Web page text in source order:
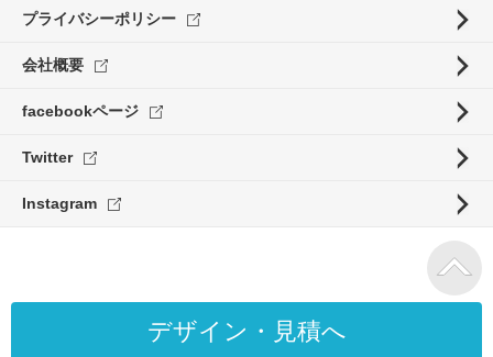
デザイン・見積へ
プライバシーポリシー
会社概要
facebookページ
Twitter
Instagram
Copyright ©ORIGINALPRINT.jp. All rights reserved.